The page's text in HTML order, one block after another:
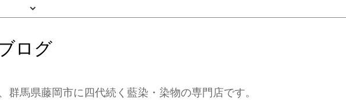
ログ
群馬県藤岡市に四代続く藍染・染物の専門店です。